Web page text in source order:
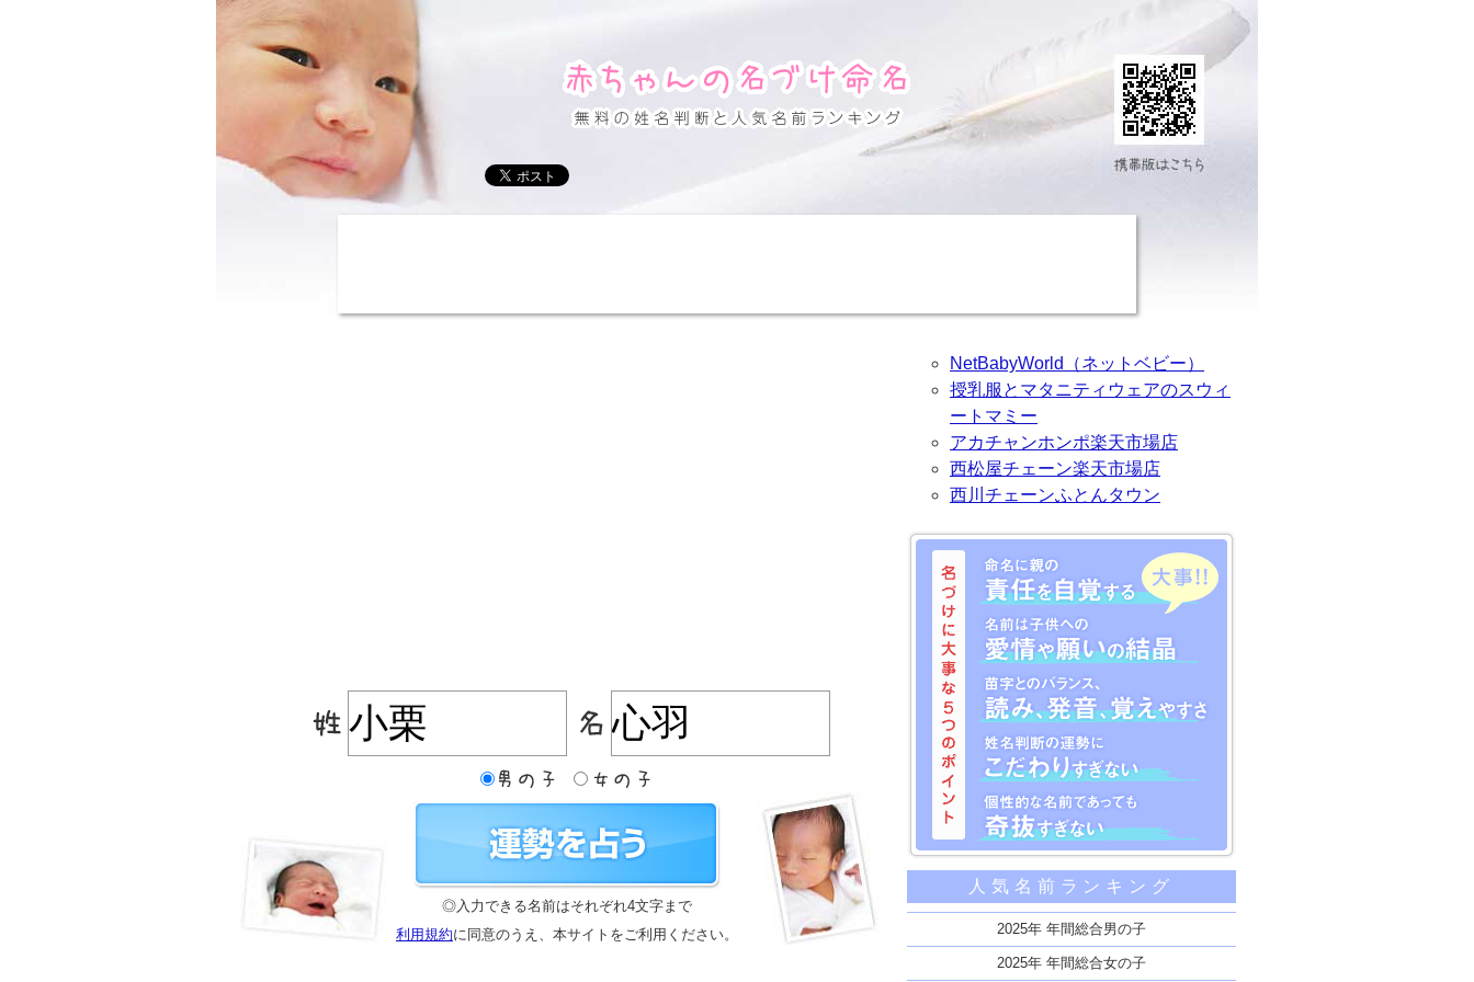
◎入力できる名前はそれぞれ4文字まで
利用規約に同意のうえ、本サイトをご利用ください。
NetBabyWorld（ネットベビー）
授乳服とマタニティウェアのスウィ
ートマミー
アカチャンホンポ楽天市場店
西松屋チェーン楽天市場店
西川チェーンふとんタウン
名づけに大事な5つのポイント
命名に親の責任を自覚する
名前は子供への愛情や願いの結晶
苗字とのバランス、読み、発音、覚えやすさ
姓名判断の運勢にこだわりすぎない
人気名前ランキング
2025年 年間総合男の子
2025年 年間総合女の子